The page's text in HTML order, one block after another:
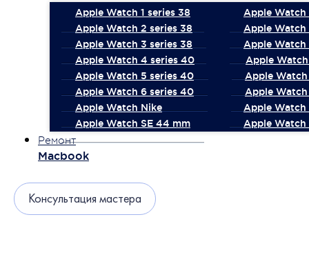
Apple Watch 1 series 38
Apple Watch
Apple Watch 2 series 38
Apple Watch
Apple Watch 3 series 38
Apple Watch
Apple Watch 4 series 40
Apple
Apple Watch 5 series 40
Apple
Apple Watch 6 series 40
Apple
Apple Watch Nike
Apple Watch
Apple Watch SE 44 mm
Apple Watch
Ремонт
Macbook
Консультация мастера